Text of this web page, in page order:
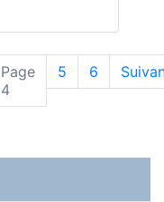
Page
4(actuelle)
5 6